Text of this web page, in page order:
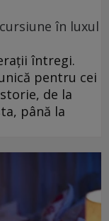
în luxul
întregi.
pentru cei
de la
până la